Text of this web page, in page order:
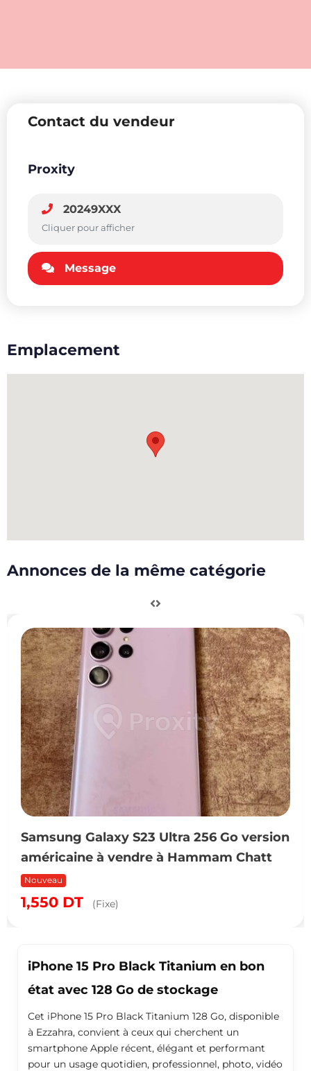
Contact du vendeur
Proxity
20249XXX
Cliquer pour afficher
Message
Emplacement
Annonces de la même catégorie
Samsung Galaxy S23 Ultra 256 Go version
américaine à vendre à Hammam Chatt
Nouveau
1,550 DT (Fixe)
iPhone 15 Pro Black Titanium en bon
état avec 128 Go de stockage
Cet iPhone 15 Pro Black Titanium 128 Go, disponible
à Ezzahra, convient à ceux qui cherchent un
smartphone Apple récent, élégant et performant
pour un usage quotidien, professionnel, photo, vidéo